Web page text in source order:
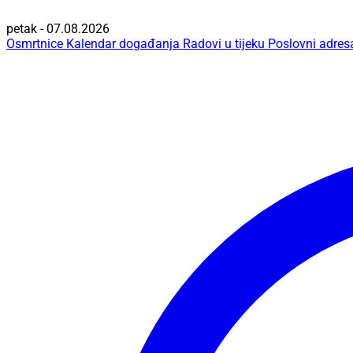
petak - 07.08.2026
Osmrtnice Kalendar događanja Radovi u tijeku Poslovni